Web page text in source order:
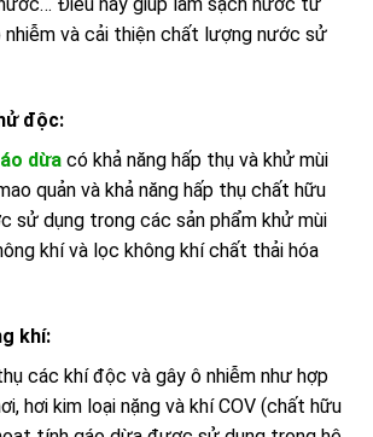
và cải thiện chất lượng nước sử
độc:
dừa có khả năng hấp thụ và khử mùi
quản và khả năng hấp thụ chất hữu
sử dụng trong các sản phẩm khử mùi
khí và lọc không khí chất thải hóa
khí:
các khí độc và gây ô nhiễm như hợp
hơi kim loại nặng và khí COV (chất hữu